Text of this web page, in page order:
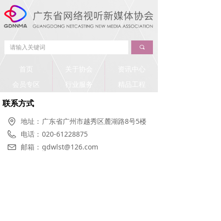
会员专区
首页
끠
地址： 广东省广州市越秀区麓湖路8号5楼
电话： 020-61228875
邮箱： gdwlst@126.com
联系方式